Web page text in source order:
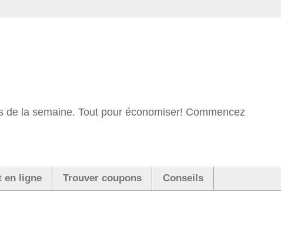
la semaine. Tout pour économiser! Commencez
en ligne Trouver coupons Conseils